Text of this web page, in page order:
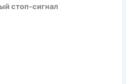
стоп-сигнал